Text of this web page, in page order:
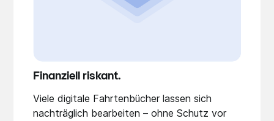
Finanziell riskant.
Viele digitale Fahrtenbücher lassen sich
nachträglich bearbeiten – ohne Schutz vor